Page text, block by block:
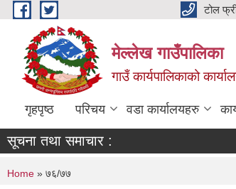
Skip to main content टोल
मेल्लेख गाउँपालिका
गाउँ कार्यपालिकाको
गृहपृष्ठ परिचय वडा कार्यालयहरु
सूचना तथा समाचार :
You are here
Home » ७६/७७